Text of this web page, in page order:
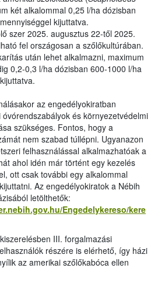
két alkalommal 0,25 l/ha dózisban
kijuttatva.
szer 2025. augusztus 22-től 2025.
fel országosan a szőlőkultúrában.
után lehet alkalmazni, maximum
0,2-0,3 l/ha dózisban 600-1000 l/ha
az engedélyokiratban
és környezetvédelmi
szükséges. Fontos, hogy a
nem szabad túllépni. Ugyanazon
felhasználással alkalmazhatóak a
ahol idén már történt egy kezelés
ott csak további egy alkalommal
Az engedélyokiratok a Nébih
letölthetők:
Engedelykereso/kere
III. forgalmazási
részére is elérhető, így házi
az amerikai szőlőkabóca ellen